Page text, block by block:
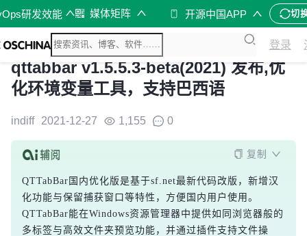
研发效能 媒体矩阵 开源中国APP 切
登录
qttabbar v1.5.5.3-beta(2021) 发布,优
化环境变量工具，支持巴西语
indiff 2021-12-27 1,155 0
复制
QTTabBar国内优化版是基于sf.net最新代码改版，新增汉
化功能与保留捕获窗口等特性，方便国内用户使用。
QTTabBar能在Windows资源管理器中提供如同浏览器般的
多标签与高效文件夹预览功能，并通过插件支持文件操